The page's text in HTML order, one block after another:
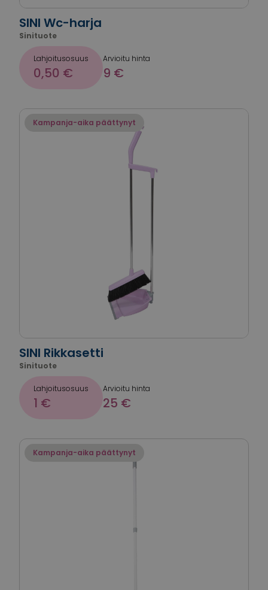
SINI Wc-harja
Sinituote
Lahjoitusosuus
0,50 €
Arvioitu hinta
9 €
Kampanja-aika päättynyt
SINI Rikkasetti
Sinituote
Lahjoitusosuus
1 €
Arvioitu hinta
25 €
Kampanja-aika päättynyt